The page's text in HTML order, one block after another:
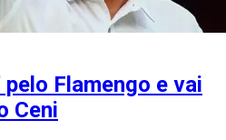
Flamengo e vai
Ceni